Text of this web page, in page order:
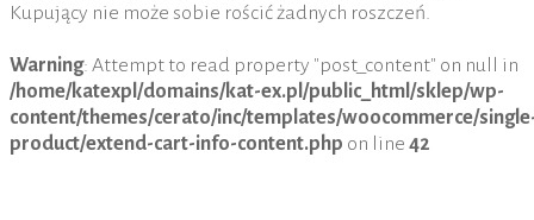
Kupujący nie może sobie rościć żadnych roszczeń.
Warning: Attempt to read property "post_content" on null in
/home/katexpl/domains/kat-ex.pl/public_html/sklep/wp-
content/themes/cerato/inc/templates/woocommerce/
product/extend-cart-info-content.php on line 42